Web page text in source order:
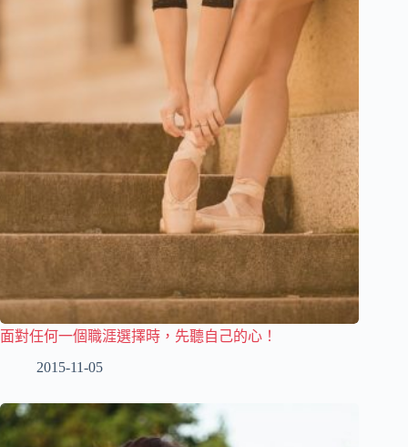
面對任何一個職涯選擇時，先聽自己的心！
2015-11-05